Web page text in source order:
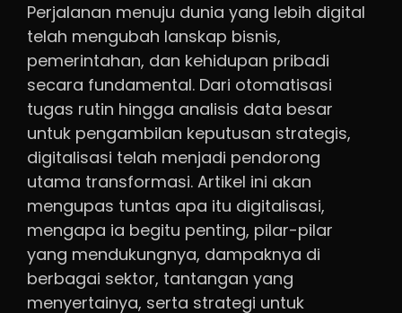
Perjalanan menuju dunia yang lebih digital
telah mengubah lanskap bisnis,
pemerintahan, dan kehidupan pribadi
secara fundamental. Dari otomatisasi
tugas rutin hingga analisis data besar
untuk pengambilan keputusan strategis,
digitalisasi telah menjadi pendorong
utama transformasi. Artikel ini akan
mengupas tuntas apa itu digitalisasi,
mengapa ia begitu penting, pilar-pilar
yang mendukungnya, dampaknya di
berbagai sektor, tantangan yang
menyertainya, serta strategi untuk